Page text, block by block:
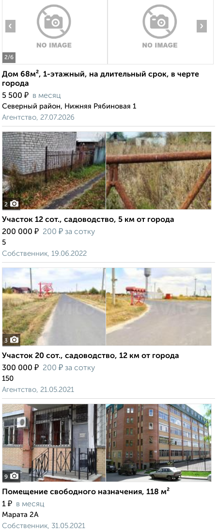
2/6
‹ ›
Дом 68м², 1-этажный, на длительный срок, в черте
города
5 500 ₽ в месяц
Северный район, Нижняя Рябиновая 1
Агентство, 27.07.2026
2
Участок 12 сот., садоводство, 5 км от города
200 000 ₽ 200 ₽ за сотку
5
Собственник, 19.06.2022
3
Участок 20 сот., садоводство, 12 км от города
300 000 ₽ 200 ₽ за сотку
150
Агентство, 21.05.2021
9
Помещение свободного назначения, 118 м²
1 ₽ в месяц
Марата 2А
Собственник, 31.05.2021